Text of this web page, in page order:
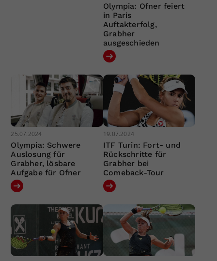
Olympia: Ofner feiert
in Paris
Auftakterfolg,
Grabher
ausgeschieden
25.07.2024
Olympia: Schwere
Auslosung für
Grabher, lösbare
Aufgabe für Ofner
19.07.2024
ITF Turin: Fort- und
Rückschritte für
Grabher bei
Comeback-Tour